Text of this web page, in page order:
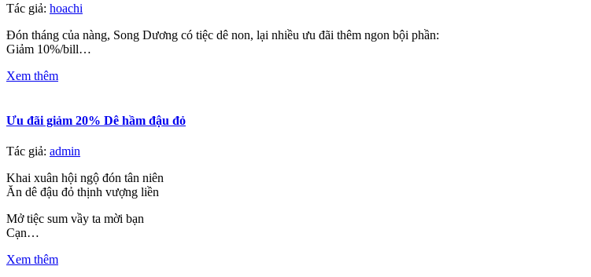
Tác giả: hoachi
Đón tháng của nàng, Song Dương có tiệc dê non, lại nhiều ưu đãi thêm ngon bội phần:
Giảm 10%/bill…
Xem thêm
Ưu đãi giảm 20% Dê hầm đậu đỏ
Tác giả: admin
Khai xuân hội ngộ đón tân niên
Ăn dê đậu đỏ thịnh vượng liền
Mở tiệc sum vầy ta mời bạn
Cạn…
Xem thêm